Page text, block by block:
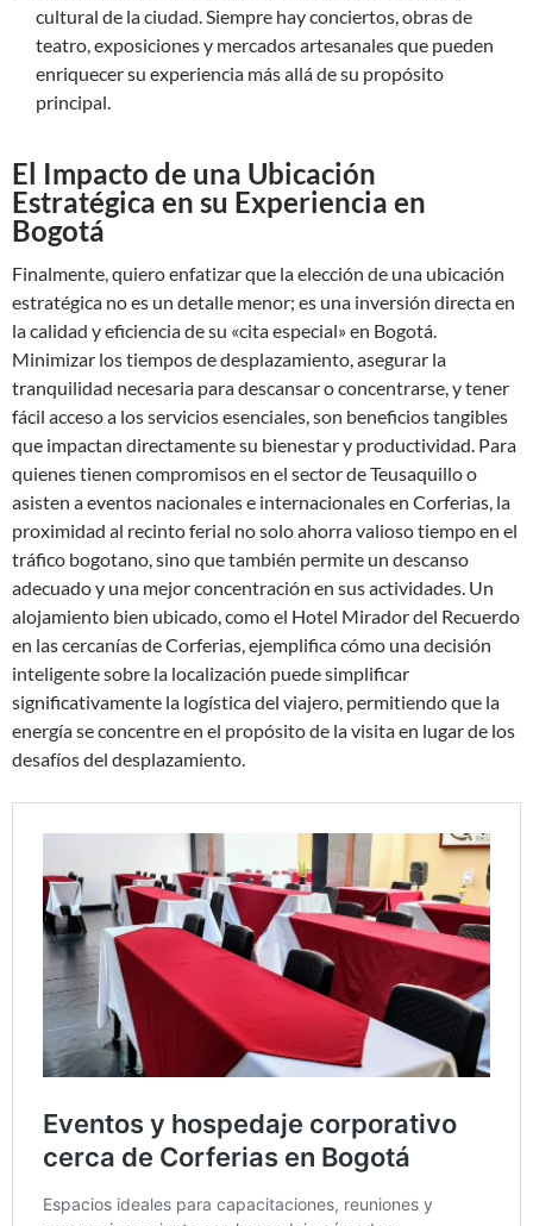
cultural de la ciudad. Siempre hay conciertos, obras de
teatro, exposiciones y mercados artesanales que pueden
enriquecer su experiencia más allá de su propósito
principal.
El Impacto de una Ubicación
Estratégica en su Experiencia en
Bogotá
Finalmente, quiero enfatizar que la elección de una ubicación
estratégica no es un detalle menor; es una inversión directa en
la calidad y eficiencia de su «cita especial» en Bogotá.
Minimizar los tiempos de desplazamiento, asegurar la
tranquilidad necesaria para descansar o concentrarse, y tener
fácil acceso a los servicios esenciales, son beneficios tangibles
que impactan directamente su bienestar y productividad. Para
quienes tienen compromisos en el sector de Teusaquillo o
asisten a eventos nacionales e internacionales en Corferias, la
proximidad al recinto ferial no solo ahorra valioso tiempo en el
tráfico bogotano, sino que también permite un descanso
adecuado y una mejor concentración en sus actividades. Un
alojamiento bien ubicado, como el Hotel Mirador del Recuerdo
en las cercanías de Corferias, ejemplifica cómo una decisión
inteligente sobre la localización puede simplificar
significativamente la logística del viajero, permitiendo que la
energía se concentre en el propósito de la visita en lugar de los
desafíos del desplazamiento.